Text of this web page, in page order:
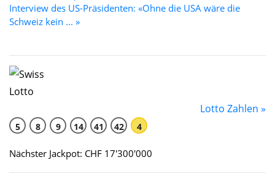
Interview des US-Präsidenten: «Ohne die USA wäre die
Schweiz kein ... »
Lotto Zahlen »
5 8 9 14 41 42 4
Nächster Jackpot: CHF 17'300'000